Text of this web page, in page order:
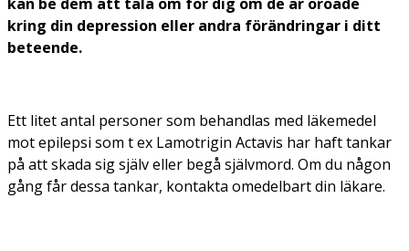
kring din depression eller andra förändringar i ditt
beteende.
Ett litet antal personer som behandlas med läkemedel
mot epilepsi som t ex Lamotrigin Actavis har haft tankar
på att skada sig själv eller begå självmord. Om du någon
gång får dessa tankar, kontakta omedelbart din läkare.